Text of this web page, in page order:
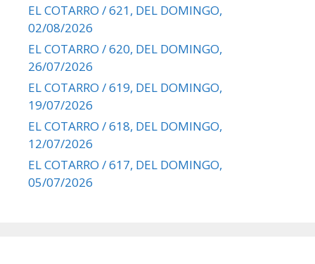
EL COTARRO / 621, DEL DOMINGO,
02/08/2026
EL COTARRO / 620, DEL DOMINGO,
26/07/2026
EL COTARRO / 619, DEL DOMINGO,
19/07/2026
EL COTARRO / 618, DEL DOMINGO,
12/07/2026
EL COTARRO / 617, DEL DOMINGO,
05/07/2026